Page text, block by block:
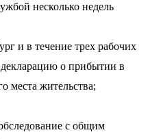
несколько недель
и в течение трех рабочих
о прибытии в
места жительства;
с общим